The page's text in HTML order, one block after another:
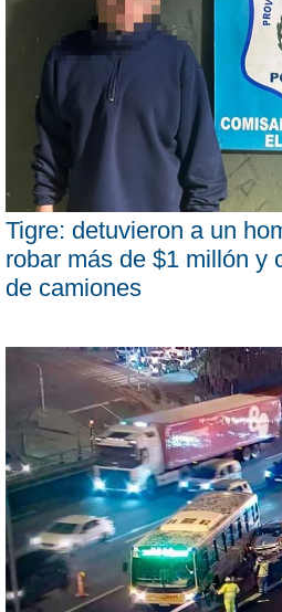
Tigre: detuvieron a un
robar más de $1 millón y
de camiones